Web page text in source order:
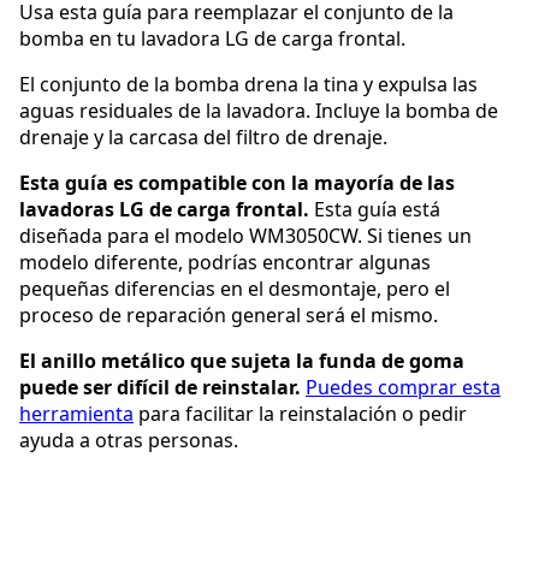
Usa esta guía para reemplazar el conjunto de la
bomba en tu lavadora LG de carga frontal.
El conjunto de la bomba drena la tina y expulsa las
aguas residuales de la lavadora. Incluye la bomba de
drenaje y la carcasa del filtro de drenaje.
Esta guía es compatible con la mayoría de las
lavadoras LG de carga frontal. Esta guía está
diseñada para el modelo WM3050CW. Si tienes un
modelo diferente, podrías encontrar algunas
pequeñas diferencias en el desmontaje, pero el
proceso de reparación general será el mismo.
El anillo metálico que sujeta la funda de goma
puede ser difícil de reinstalar. Puedes comprar esta
herramienta para facilitar la reinstalación o pedir
ayuda a otras personas.